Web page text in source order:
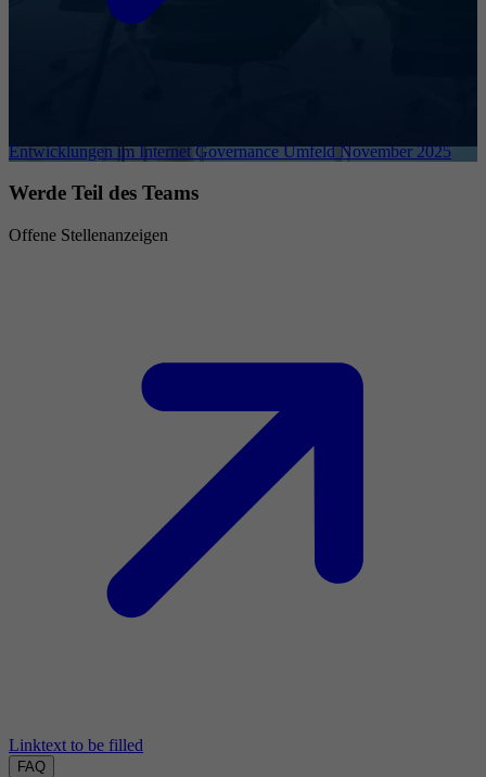
Entwicklungen im Internet Governance Umfeld November 2025
Werde Teil des Teams
Offene Stellenanzeigen
Linktext to be filled
FAQ